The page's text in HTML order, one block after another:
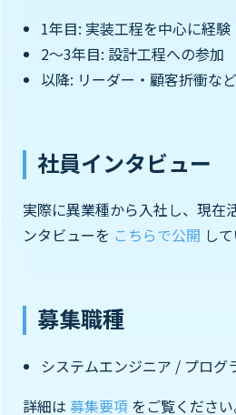
1年目: 実装工程を中心に経験
2〜3年目: 設計工程への参加
以降: リーダー・顧客折衝な
社員インタビュー
実際に異業種から入社し、現在
ンタビューを こちらで公開 して
募集職種
システムエンジニア / プログ
詳細は 募集要項 をご覧ください